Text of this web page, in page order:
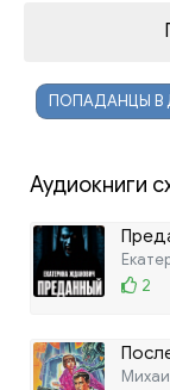
ПОПАДАНЦЫ В
Аудиокниги
2